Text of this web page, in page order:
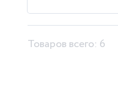
Товаров всего: 6